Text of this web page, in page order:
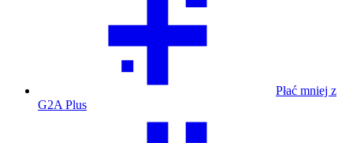
Płać mniej z
G2A Plus